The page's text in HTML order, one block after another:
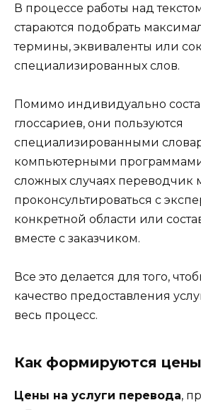
В процессе работы над
стараются подобрать
термины, эквиваленты или
специализированных слов.
Помимо индивидуально
глоссариев, они пользуются
специализированными
компьютерными
сложных случаях переводчик
проконсультироваться с
конкретной области или
вместе с заказчиком.
Все это делается для того,
качество предоставления
весь процесс.
Как формируются
Цены на услуги перевода,